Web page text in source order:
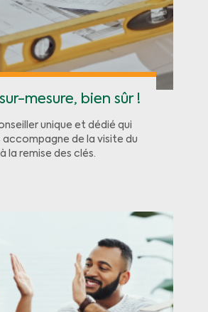
mesure, bien sûr !
unique et dédié qui
accompagne de la visite du
la remise des clés.